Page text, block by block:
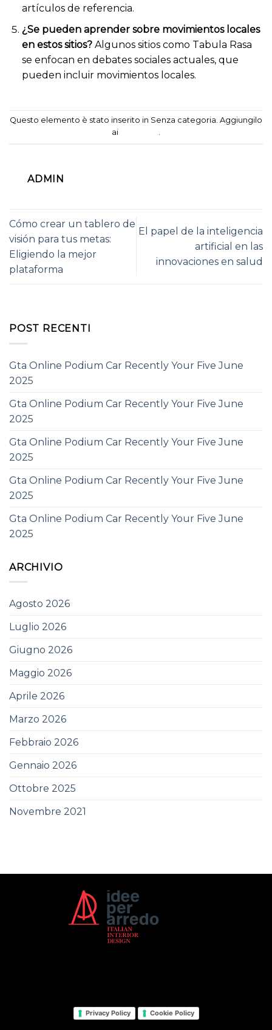
artículos de referencia.
¿Se pueden aprender sobre movimientos locales
en estos sitios?Algunos sitios como Tabula Rasa
se enfocan en debates sociales actuales, que
pueden incluir movimientos locales.
Questo elemento è stato inserito in Senza categoria. Aggiungilo
ai
ADMIN
Cómo crear un tablero de
visión para tus metas:
Eligiendo la mejor
plataforma
El papel de la inteligencia
artificial en las
innovaciones en salud
POST RECENTI
Gta Online Podium Car Recently Your Five June
2025
Gta Online Podium Car Recently Your Five June
2025
Gta Online Podium Car Recently Your Five June
2025
Gta Online Podium Car Recently Your Five June
2025
Gta Online Podium Car Recently Your Five June
2025
ARCHIVIO
Agosto 2026
Luglio 2026
Giugno 2026
Maggio 2026
Aprile 2026
Marzo 2026
Febbraio 2026
Gennaio 2026
Ottobre 2025
Novembre 2021
Privacy Policy Cookie Policy